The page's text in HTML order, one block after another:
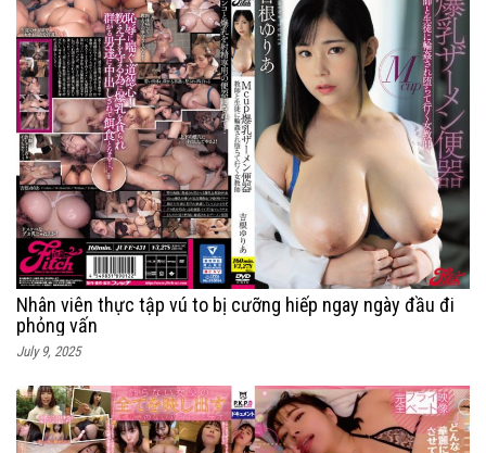
Nhân viên thực tập vú to bị cưỡng hiếp ngay ngày đầu đi
phỏng vấn
July 9, 2025